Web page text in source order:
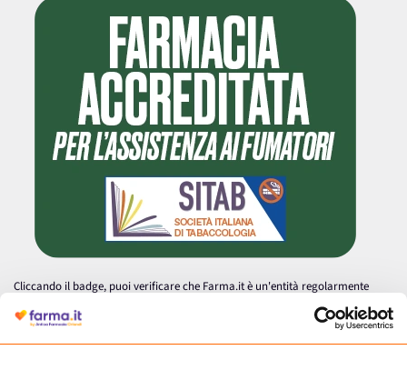
Cliccando il badge, puoi verificare che Farma.it è un'entità regolarmente
autorizzata dal Ministero della Salute a effettuare la vendita online di
medicinali.